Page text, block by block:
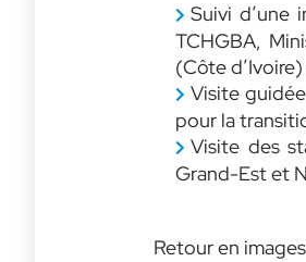
Suivi d’une
TCHGBA,
(Côte d’Ivoire)
Visite
pour la
Visite des
Grand-Est et
Retour en